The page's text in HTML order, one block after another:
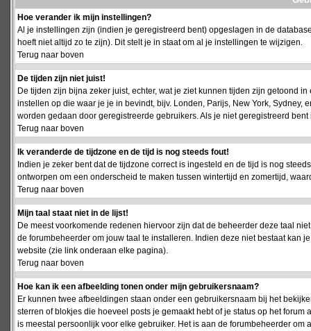
Hoe verander ik mijn instellingen?
Al je instellingen zijn (indien je geregistreerd bent) opgeslagen in de
hoeft niet altijd zo te zijn). Dit stelt je in staat om al je instellingen te wijzigen.
Terug naar boven
De tijden zijn niet juist!
De tijden zijn bijna zeker juist, echter, wat je ziet kunnen tijden zijn getoond
instellen op die waar je je in bevindt, bijv. Londen, Parijs, New York,
worden gedaan door geregistreerde gebruikers. Als je niet geregistreerd
Terug naar boven
Ik veranderde de tijdzone en de tijd is nog steeds fout!
Indien je zeker bent dat de tijdzone correct is ingesteld en de tijd is nog
ontworpen om een onderscheid te maken tussen wintertijd en zomertijd,
Terug naar boven
Mijn taal staat niet in de lijst!
De meest voorkomende redenen hiervoor zijn dat de beheerder deze taal
de forumbeheerder om jouw taal te installeren. Indien deze niet bestaat kan
website (zie link onderaan elke pagina).
Terug naar boven
Hoe kan ik een afbeelding tonen onder mijn gebruikersnaam?
Er kunnen twee afbeeldingen staan onder een gebruikersnaam bij het
sterren of blokjes die hoeveel posts je gemaakt hebt of je status op het
is meestal persoonlijk voor elke gebruiker. Het is aan de forumbeheerder